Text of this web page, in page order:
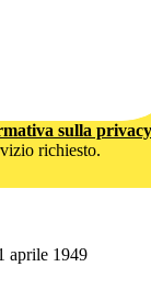
sulla privacy
richiesto.
aprile 1949